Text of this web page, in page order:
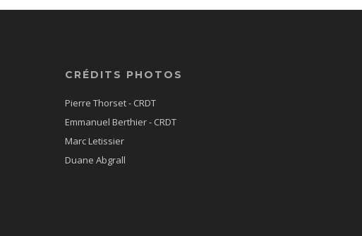
CRÉDITS PHOTOS
Pierre Thorset - CRDT
Emmanuel Berthier - CRDT
Marc Letissier
Duane Abgrall